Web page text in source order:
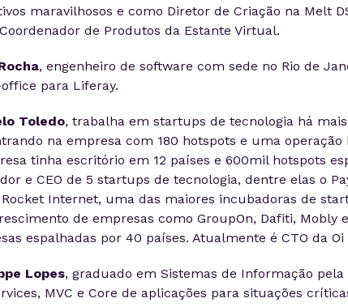
maravilhosos e como Diretor de Criação na Melt
de Produtos da Estante Virtual.
, engenheiro de software com sede no Rio de
para Liferay.
Toledo, trabalha em startups de tecnologia há
na empresa com 180 hotspots e uma operação
tinha escritório em 12 países e 600mil hotspots
e CEO de 5 startups de tecnologia, dentre elas o
Internet, uma das maiores incubadoras de
de empresas como GroupOn, Dafiti, Mobly
espalhadas por 40 países. Atualmente é CTO da
Lopes, graduado em Sistemas de Informação pela
MVC e Core de aplicações para situações